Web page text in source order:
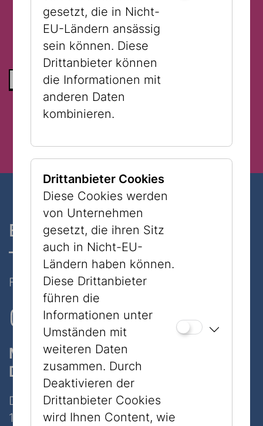
ZURÜCK ZUR LISTE
Ein Museum, zwei Standorte
– nur 7 Minuten zu Fuß
Folgen Sie uns auf Social Media
Museum
Dorotheergasse
Dorotheergasse 11
1010 Wien
gesetzt, die in Nicht-
EU-Ländern ansässig
sein können. Diese
Drittanbieter können
die Informationen mit
anderen Daten
kombinieren.
Drittanbieter Cookies
Diese Cookies werden
von Unternehmen
gesetzt, die ihren Sitz
auch in Nicht-EU-
Ländern haben können.
Diese Drittanbieter
führen die
Informationen unter
Umständen mit
weiteren Daten
zusammen. Durch
Deaktivieren der
Drittanbieter Cookies
wird Ihnen Content, wie